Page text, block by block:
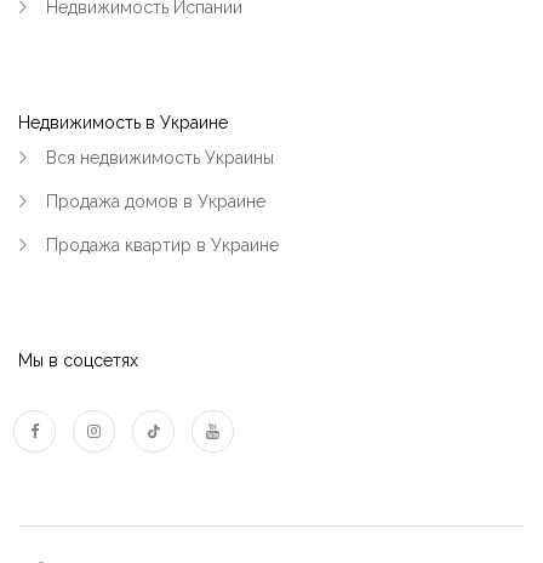
Недвижимость Испании
Недвижимость в Украине
Вся недвижимость Украины
Продажа домов в Украине
Продажа квартир в Украине
Мы в соцсетях